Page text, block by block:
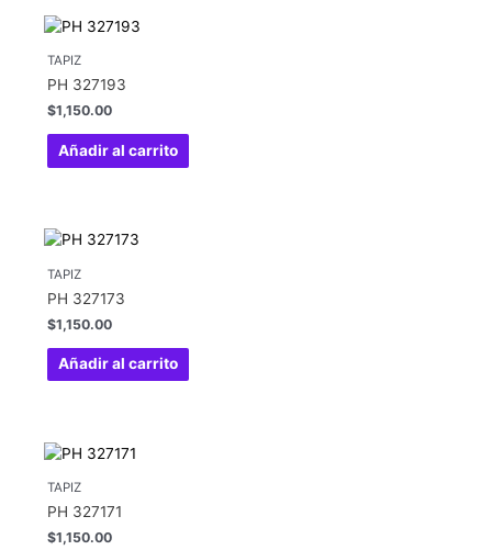
TAPIZ
PH 327193
$1,150.00
Añadir al carrito
TAPIZ
PH 327173
$1,150.00
Añadir al carrito
TAPIZ
PH 327171
$1,150.00